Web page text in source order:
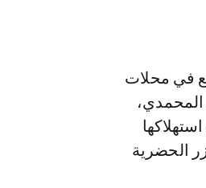
في محلات
المحمدي،
الحضرية